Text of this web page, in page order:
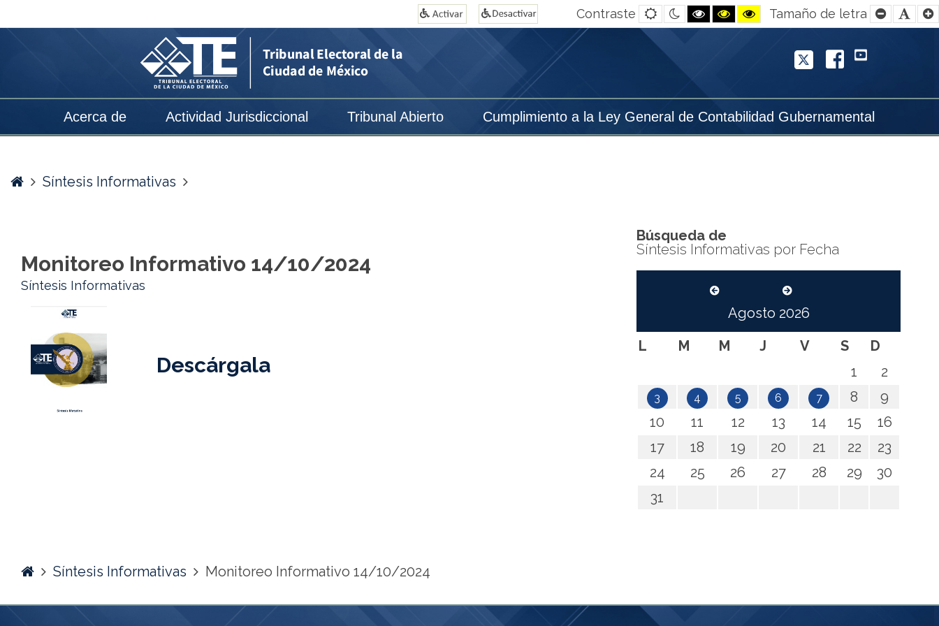
Electoral
Contraste
Default
contrast
Night
contrast
Black
and
Black
and
Yellow
and
contrast
Tamaño de letra
Smaller
FontFont
Acerca de Actividad Jurisdiccional Tribunal Abierto Cumplimiento a la Ley General de Contabilidad Gubernamental
Twitter
Facebook
YouTube
HomeSíntesis Informativas
Monitoreo Informativo 14/10/2024
Síntesis Informativas
Descárgala
Búsqueda de
Síntesis Informativas por Fecha
Agosto 2026
L
M M J V S
D
1
2
3 4 5 6 7 8
9
10
11 12 13 14 15
16
17
18 19 20 21 22
23
24
25 26 27 28 29
30
31
HomeSíntesis Informativas Monitoreo Informativo 14/10/2024